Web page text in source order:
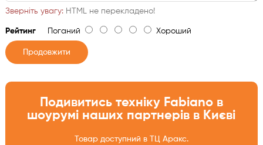
Зверніть увагу:HTML не перекладено!
РейтингПоганий Хороший
Продовжити
Подивитись техніку Fabiano в
шоурумі наших партнерів в Києві
Товар доступний в ТЦ Аракс.